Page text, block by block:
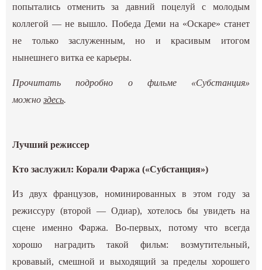
попытались отменить за давний поцелуй с молодым
коллегой — не вышло. Победа Деми на «Оскаре» станет
не только заслуженным, но и красивым итогом
нынешнего витка ее карьеры.
Прочитать подробно о фильме «Субстанция»
можноздесь.
Лучший режиссер
Кто заслужил: Корали Фаржа («Субстанция»)
Из двух французов, номинированных в этом году за
режиссуру (второй — Одиар), хотелось бы увидеть на
сцене именно Фаржа. Во-первых, потому что всегда
хорошо наградить такой фильм: возмутительный,
кровавый, смешной и выходящий за пределы хорошего